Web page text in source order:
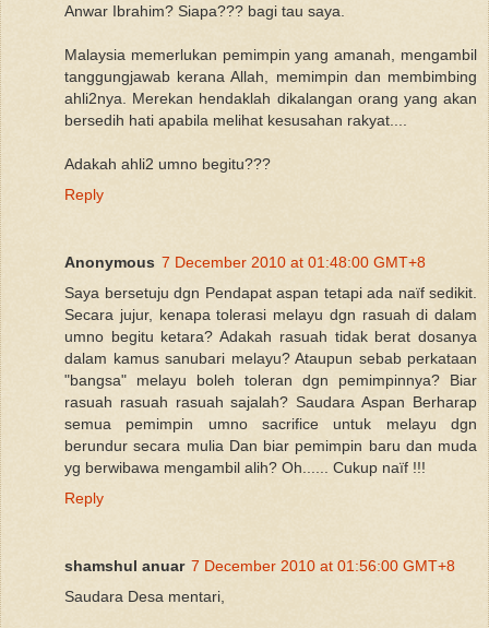
Anwar Ibrahim? Siapa??? bagi tau saya.
Malaysia memerlukan pemimpin yang amanah, mengambil
tanggungjawab kerana Allah, memimpin dan membimbing
ahli2nya. Merekan hendaklah dikalangan orang yang akan
bersedih hati apabila melihat kesusahan rakyat....
Adakah ahli2 umno begitu???
Reply
Anonymous 7 December 2010 at 01:48:00 GMT+8
Saya bersetuju dgn Pendapat aspan tetapi ada naïf sedikit.
Secara jujur, kenapa tolerasi melayu dgn rasuah di dalam
umno begitu ketara? Adakah rasuah tidak berat dosanya
dalam kamus sanubari melayu? Ataupun sebab perkataan
"bangsa" melayu boleh toleran dgn pemimpinnya? Biar
rasuah rasuah rasuah sajalah? Saudara Aspan Berharap
semua pemimpin umno sacrifice untuk melayu dgn
berundur secara mulia Dan biar pemimpin baru dan muda
yg berwibawa mengambil alih? Oh...... Cukup naïf !!!
Reply
shamshul anuar 7 December 2010 at 01:56:00 GMT+8
Saudara Desa mentari,